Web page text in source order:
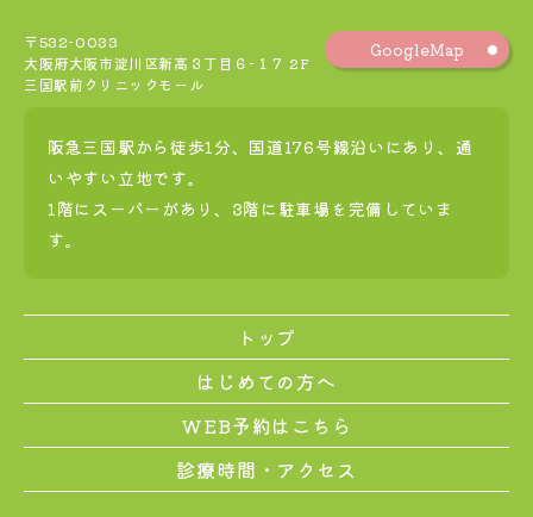
〒532-0033
大阪府大阪市淀川区新高３丁目６−１７ 2F
三国駅前クリニックモール
GoogleMap
阪急三国駅から徒歩1分、国道176号線沿いにあり、通
いやすい立地です。
1階にスーパーがあり、3階に駐車場を完備していま
す。
トップ
はじめての方へ
WEB予約はこちら
診療時間・アクセス